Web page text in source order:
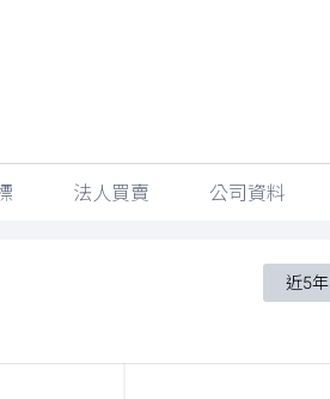
法人買賣 公司資料
近5年